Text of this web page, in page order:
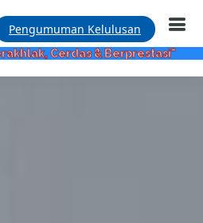
Pengumuman Kelulusan
& Berprestasi"